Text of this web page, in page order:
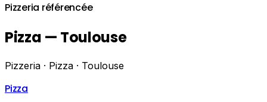
Pizzeria référencée
Pizza — Toulouse
Pizzeria · Pizza · Toulouse
Pizza